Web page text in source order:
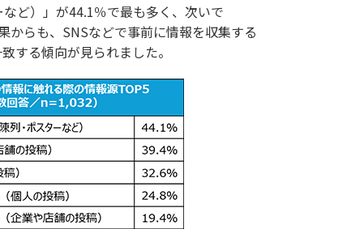
ど）」が44.1％で最も多く、次いで
からも、SNSなどで事前に情報を収集する
する傾向が見られました。